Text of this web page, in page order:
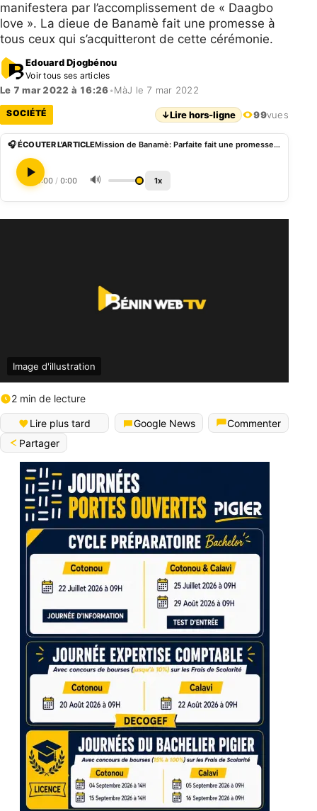
manifestera par l’accomplissement de « Daagbo
love ». La dieue de Banamè fait une promesse à
tous ceux qui s’acquitteront de cette cérémonie.
Edouard Djogbénou
Voir tous ses articles
Le 7 mar 2022 à 16:26•MàJ le 7 mar 2022
SOCIÉTÉ ↓Lire hors-ligne 99vues
🎧 ÉCOUTER L'ARTICLE Mission de Banamè: Parfaite fait une promesse à ses fidèles qui accompliront « Daagbo Love »
0:00 / 0:00 🔊 1x
Image d'illustration
2 min de lecture
Lire plus tard Google News
Commenter
Partager